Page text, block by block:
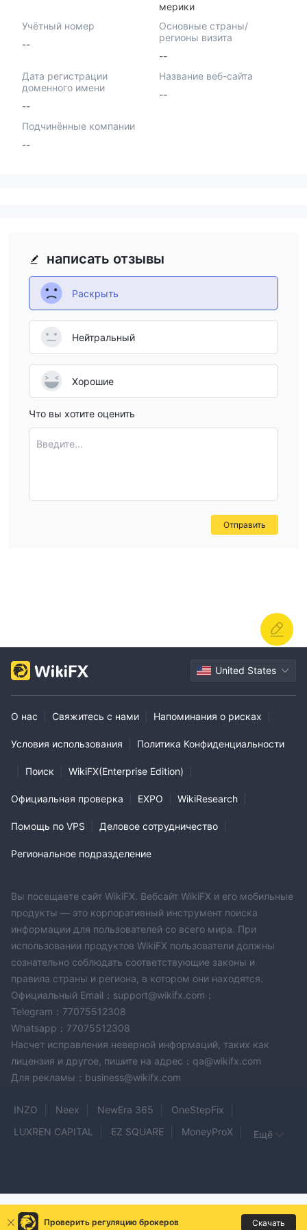
мерики
Учётный номер
--
Основные страны/
регионы визита
--
Дата регистрации
доменного имени
--
Название веб-сайта
--
Подчинённые компании
--
написать отзывы
Раскрыть
Нейтральный
Хорошие
Что вы хотите оценить
Введите...
Отправить
United States
О нас Свяжитесь с нами Напоминания о рисках
Условия использования Политика Конфиденциальности
Поиск WikiFX(Enterprise Edition)
Официальная проверка EXPO WikiResearch
Помощь по VPS Деловое сотрудничество
Региональное подразделение
Вы посещаете сайт WikiFX. Вебсайт WikiFX и его мобильные
продукты — это корпоративный инструмент поиска
информации для пользователей со всего мира. При
использовании продуктов WikiFX пользователи должны
сознательно соблюдать соответствующие законы и
правила страны и региона, в котором они находятся.
Официальный Email：support@wikifx.com；
Telegram：77075512308
Whatsapp：77075512308
Насчет исправления неверной информаций, таких как
лицензия и другое, пишите на адрес：qa@wikifx.com
Для рекламы：business@wikifx.com
INZO Neex NewEra 365
OneStepFix
LUXREN CAPITAL
EZ SQUARE
MoneyProX
Pipstocks-Market
LUXURY
ORION MARKETS
Tongda International
FxWinning Fortradersfx
Ещё
Проверить регуляцию брокеров Скачать